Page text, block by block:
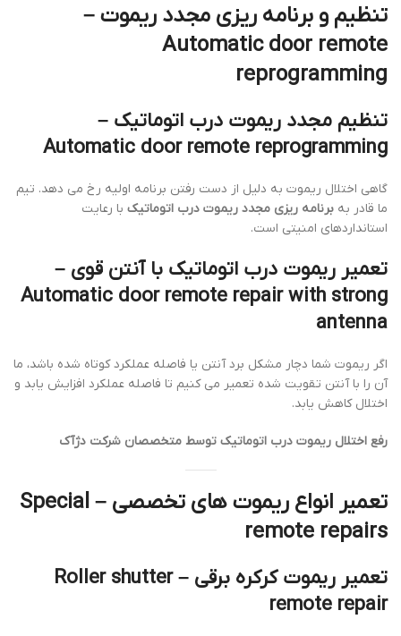
تنظیم و برنامه ریزی مجدد ریموت –
Automatic door remote
reprogramming
تنظیم مجدد ریموت درب اتوماتیک –
Automatic door remote reprogramming
گاهی اختلال ریموت به دلیل از دست رفتن برنامه اولیه رخ می دهد. تیم
ما قادر به برنامه ریزی مجدد ریموت درب اتوماتیک با رعایت
استانداردهای امنیتی است.
تعمیر ریموت درب اتوماتیک با آنتن قوی –
Automatic door remote repair with strong
antenna
اگر ریموت شما دچار مشکل برد آنتن یا فاصله عملکرد کوتاه شده باشد، ما
آن را با آنتن تقویت شده تعمیر می کنیم تا فاصله عملکرد افزایش یابد و
اختلال کاهش یابد.
رفع اختلال ریموت درب اتوماتیک توسط متخصصان شرکت دژآک
تعمیر انواع ریموت های تخصصی – Special
remote repairs
تعمیر ریموت کرکره برقی – Roller shutter
remote repair